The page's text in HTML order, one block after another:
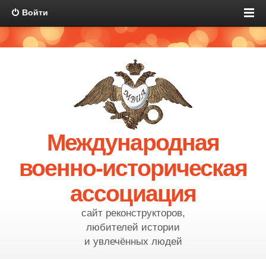
Войти
Международная
военно-историческая
ассоциация
сайт реконструкторов,
любителей истории
и увлечённых людей